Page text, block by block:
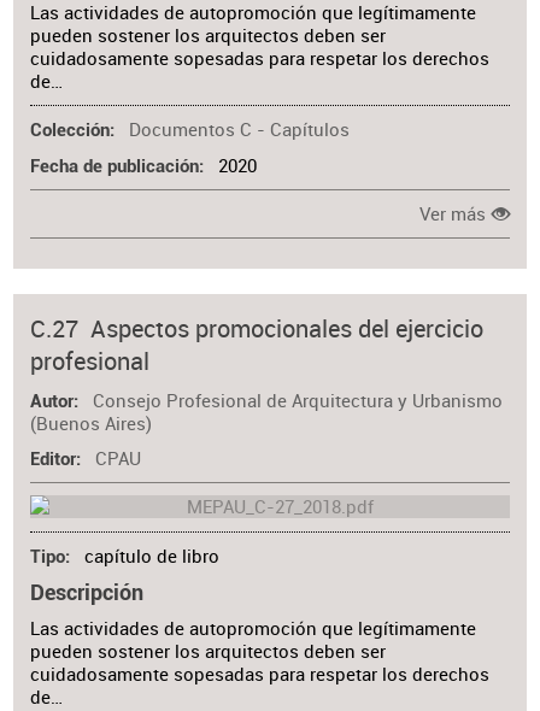
Las actividades de autopromoción que legítimamente
pueden sostener los arquitectos deben ser
cuidadosamente sopesadas para respetar los derechos
de…
Colección Documentos C - Capítulos
Fecha de publicación 2020
Ver más
C.27 Aspectos promocionales del ejercicio
profesional
Autor
Consejo Profesional de Arquitectura y Urbanismo
(Buenos Aires)
Editor CPAU
Tipo capítulo de libro
Descripción
Las actividades de autopromoción que legítimamente
pueden sostener los arquitectos deben ser
cuidadosamente sopesadas para respetar los derechos
de…